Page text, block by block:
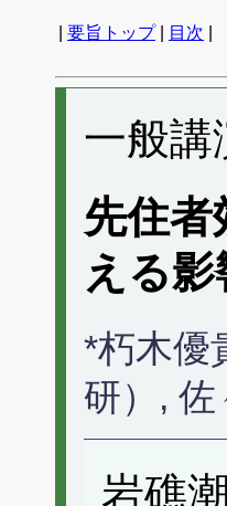
要旨トップ| 目次
一般
先住者
える影
*朽木優
研）,
岩礁